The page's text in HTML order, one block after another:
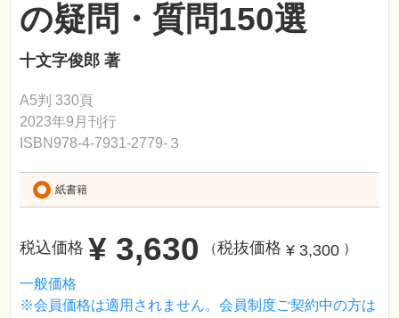
の疑問・質問150選
十文字俊郎 著
A5判 330頁
2023年9月刊行
ISBN978-4-7931-2779-３
紙書籍
税込価格 ¥ 3,630 （税抜価格 ¥ 3,300 ）
一般価格
※会員価格は適用されません。会員制度ご契約中の方は